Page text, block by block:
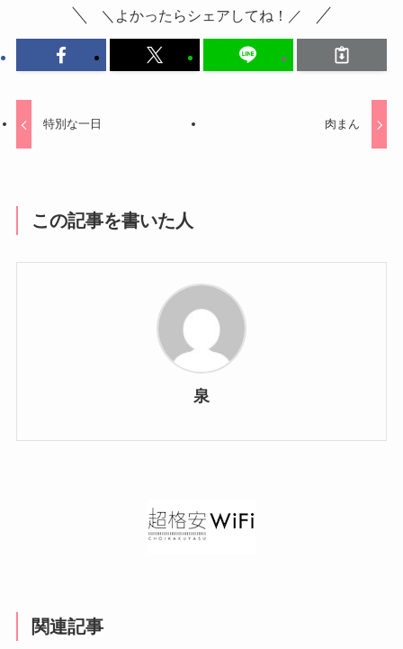
＼よかったらシェアしてね！／
特別な一日 肉まん
この記事を書いた人
泉
関連記事